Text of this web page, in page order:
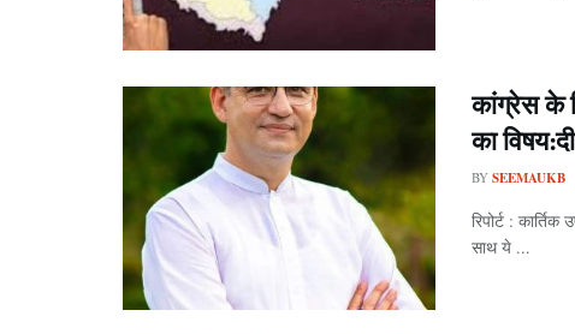
कांग्रेस के
का
BY SEEMAUKB
रिपोर्ट :
साथ ये ...